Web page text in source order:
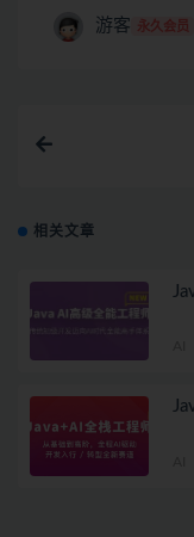
游客 永久会员
相关文章